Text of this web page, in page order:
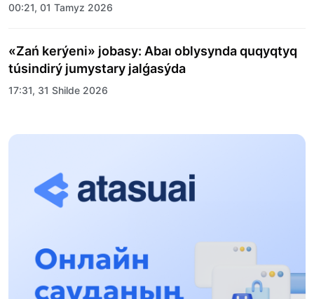
00:21, 01 Tamyz 2026
«Zań kerýeni» jobasy: Abaı oblysynda quqyqtyq
túsindirý jumystary jalǵasýda
17:31, 31 Shilde 2026
Halyqaralyq «Formýla-1 H2O» jarysyn Qonaev
13:13, 30 Shilde 2026
12:01, 28 Shilde 2026